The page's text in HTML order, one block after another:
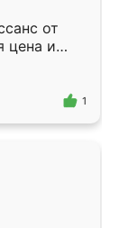
от
цена и
1